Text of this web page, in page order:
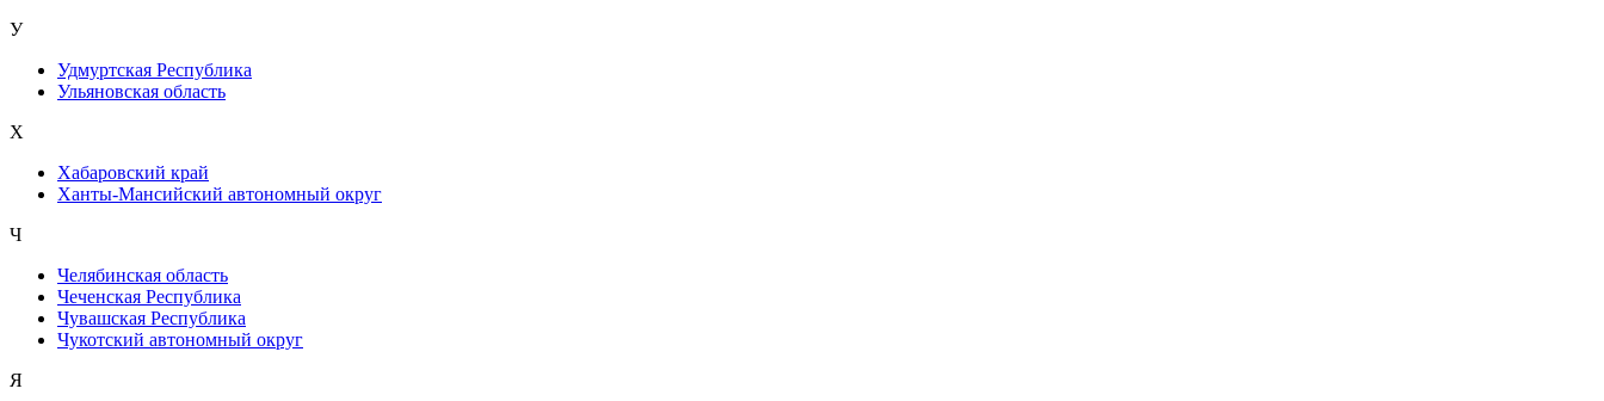
У
Удмуртская Республика
Ульяновская область
Х
Хабаровский край
Ханты-Мансийский автономный округ
Ч
Челябинская область
Чеченская Республика
Чувашская Республика
Чукотский автономный округ
Я